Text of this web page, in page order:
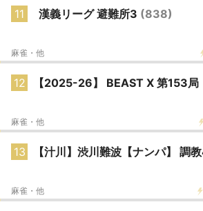
11 漢義リーグ 避難所3 (838)
麻雀・他
12 【2025-26】 BEAST X 第153局
麻雀・他
13 【汁川】渋川難波【ナンパ】 調
麻雀・他